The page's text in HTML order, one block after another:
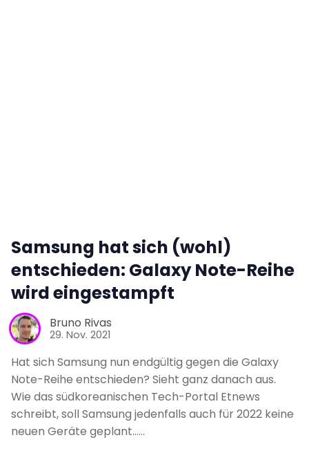
Kontakt
Impressum
Samsung hat sich (wohl)
entschieden: Galaxy Note-Reihe
wird eingestampft
Bruno Rivas
29. Nov. 2021
Hat sich Samsung nun endgültig gegen die Galaxy
Note-Reihe entschieden? Sieht ganz danach aus.
Wie das südkoreanischen Tech-Portal Etnews
schreibt, soll Samsung jedenfalls auch für 2022 keine
neuen Geräte geplant……